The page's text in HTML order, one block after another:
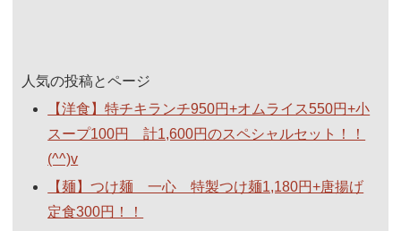
人気の投稿とページ
【洋食】特チキランチ950円+オムライス550円+小
スープ100円 計1,600円のスペシャルセット！！
(^^)v
【麺】つけ麺 一心 特製つけ麺1,180円+唐揚げ
定食300円！！